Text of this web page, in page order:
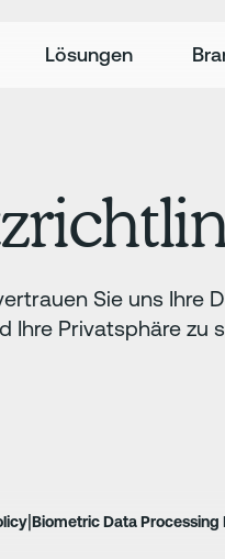
Lösungen
Sie uns
Ihre Privatsphäre zu
|Biometric Data